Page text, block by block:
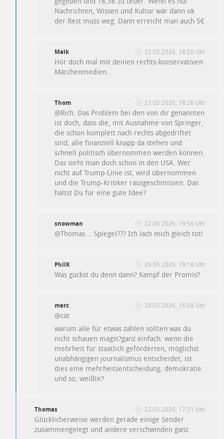
Nachrichten, Wissen und Kultur wär dann ok
der Rest muss weg. Dann erreicht man auch 5€
Maik 22.05.2026, 18:20 Uhr
Hör doch mal mit deinen rechts-konservativen
Märchenmedien…
Thom 22.05.2026, 18:26 Uhr
@Rich: Das Problem bei den von dir genannten
ist doch, dass die, mit Ausnahme von Springer,
die schon komplett nach rechts abgedriftet
sind, alle finanziell knapp da stehen und
schnell politisch übernommen werden können.
Das sieht man doch schon in den USA. Wer
nicht auf Trump-Linie ist, wird übernommen
und die Trump-Kritiker rausgeschmissen. Das
hältst Du für eine gute Idee?
snowman 22.05.2026, 19:56 Uhr
@Thomas… Spiegel??? Ich lach mich gleich tot!
PhilK 26.05.2026, 19:18 Uhr
Was guckst du denn dann? Kampf der Promis?
merc 28.05.2026, 18:08 Uhr
@cat
warum alle für etwas zahlen sollten was du
nicht schauen magst?ganz einfach: wenn die
mehrheit für staatlich geförderten, möglichst
unabhängigen journalismus entscheidet, ist
dies eine mehrheitsentscheidung. demokratie
und so, weißte?
Thomas 22.05.2026, 17:31 Uhr
Glücklicherweise werden gerade einige Sender
zusammengelegt und andere verschwinden ganz